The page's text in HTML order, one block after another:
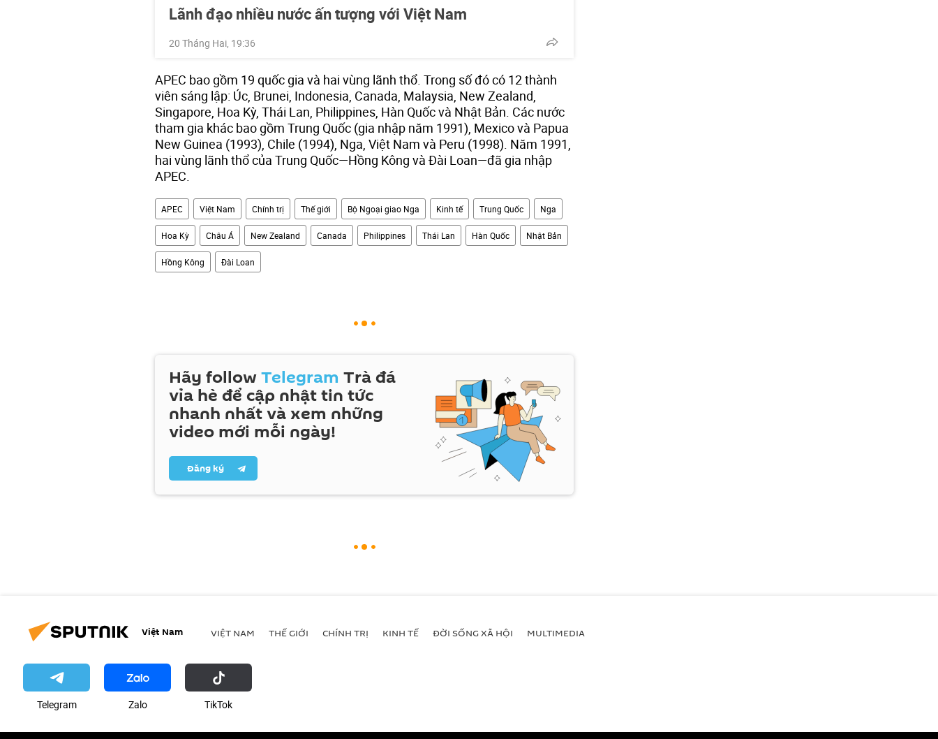
Lãnh đạo nhiều nước ấn tượng với Việt Nam
20 Tháng Hai, 19:36
APEC bao gồm 19 quốc gia và hai vùng lãnh thổ. Trong số đó có 12 thành
viên sáng lập: Úc, Brunei, Indonesia, Canada, Malaysia, New Zealand,
Singapore, Hoa Kỳ, Thái Lan, Philippines, Hàn Quốc và Nhật Bản. Các nước
tham gia khác bao gồm Trung Quốc (gia nhập năm 1991), Mexico và Papua
New Guinea (1993), Chile (1994), Nga, Việt Nam và Peru (1998). Năm 1991,
hai vùng lãnh thổ của Trung Quốc—Hồng Kông và Đài Loan—đã gia nhập
APEC.
APEC Việt Nam Chính trị Thế giới Bộ Ngoại giao Nga Kinh tế Trung Quốc Nga
Hoa Kỳ Châu Á New Zealand Canada Philippines Thái Lan Hàn Quốc Nhật Bản
Hồng Kông Đài Loan
Hãy followTelegram Trà đá
vỉa hè để cập nhật tin tức
nhanh nhất và xem những
video mới mỗi ngày!
Đăng ký
Việt Nam VIỆT NAM THẾ GIỚI CHÍNH TRỊ KINH TẾ ĐỜI SỐNG XÃ HỘI MULTIMEDIA
Telegram Zalo ТikТоk